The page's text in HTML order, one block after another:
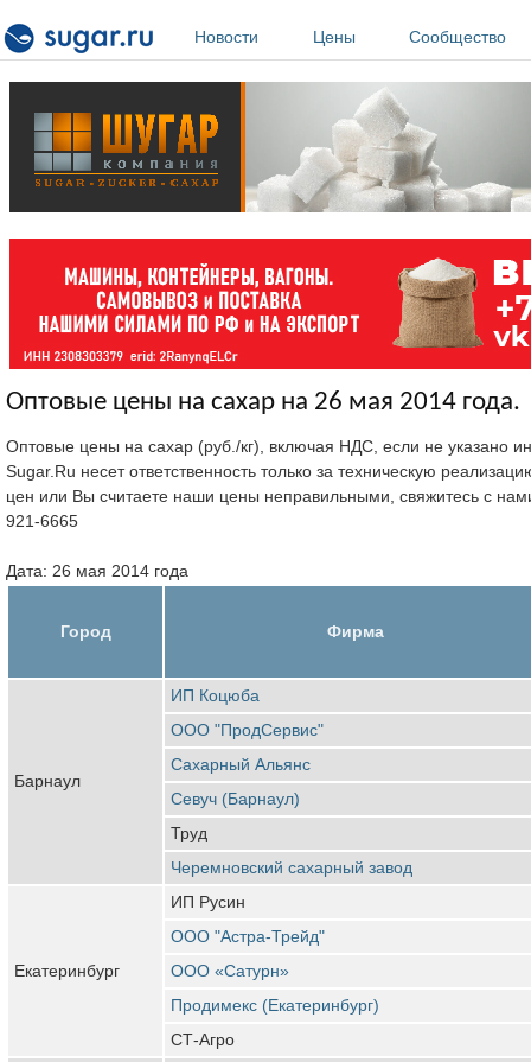
Новости
Цены Сообщество
Оптовые цены на сахар на 26 мая 2014 года.
Оптовые цены на сахар (руб./кг), включая НДС, если не указано
Sugar.Ru несет ответственность только за техническую
цен или Вы считаете наши цены неправильными, свяжитесь с
921-6665
Дата: 26 мая 2014 года
Город Фирма
Барнаул
ИП Коцюба
ООО "ПродСервис"
Сахарный Альянс
Севуч (Барнаул)
Труд
Черемновский сахарный завод
Екатеринбург
ИП Русин
ООО "Астра-Трейд"
ООО «Сатурн»
Продимекс (Екатеринбург)
СТ-Агро